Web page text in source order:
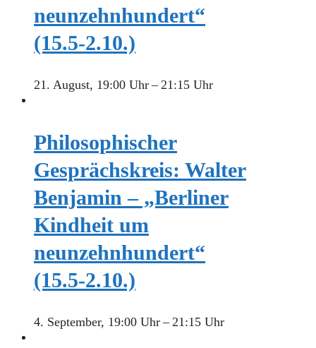
neunzehnhundert“
(15.5-2.10.)
21. August, 19:00 Uhr– 21:15 Uhr
Philosophischer
Gesprächskreis: Walter
Benjamin – „Berliner
Kindheit um
neunzehnhundert“
(15.5-2.10.)
4. September, 19:00 Uhr– 21:15 Uhr